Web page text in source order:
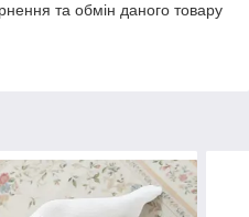
та обмін даного товару